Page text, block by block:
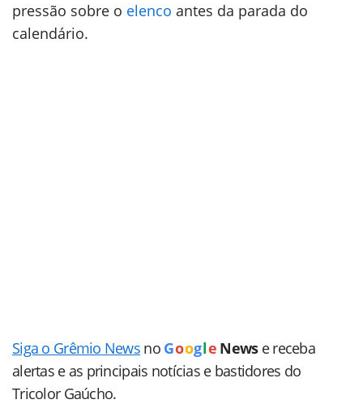
pressão sobre o elenco antes da parada do
calendário.
Siga o Grêmio News no Goog le News e receba
alertas e as principais notícias e bastidores do
Tricolor Gaúcho.